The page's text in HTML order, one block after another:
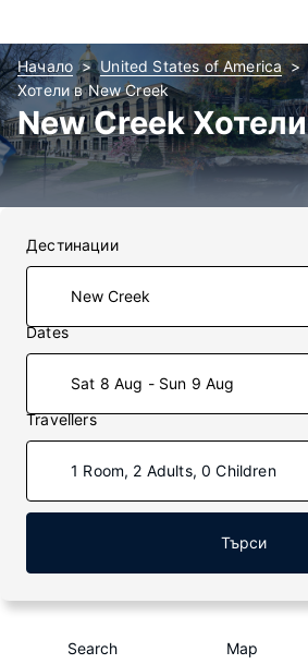
Начало United States of America
Хотели в New Creek
New Creek Хотели
Дестинации
Dates
Sat 8 Aug - Sun 9 Aug
Travellers
1 Room, 2 Adults, 0 Children
Търси
Search Map